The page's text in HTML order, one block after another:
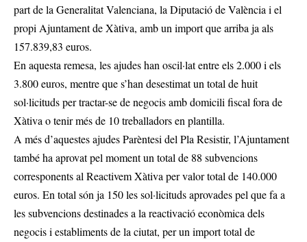
part de la Generalitat Valenciana, la Diputació de València i el
propi Ajuntament de Xàtiva, amb un import que arriba ja als
157.839,83 euros.
En aquesta remesa, les ajudes han oscil·lat entre els 2.000 i els
3.800 euros, mentre que s’han desestimat un total de huit
sol·licituds per tractar-se de negocis amb domicili fiscal fora de
Xàtiva o tenir més de 10 treballadors en plantilla.
A més d’aquestes ajudes Parèntesi del Pla Resistir, l’Ajuntament
també ha aprovat pel moment un total de 88 subvencions
corresponents al Reactivem Xàtiva per valor total de 140.000
euros. En total són ja 150 les sol·licituds aprovades pel que fa a
les subvencions destinades a la reactivació econòmica dels
negocis i establiments de la ciutat, per un import total de